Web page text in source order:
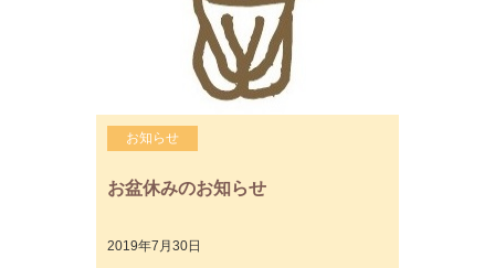
お知らせ
お盆休みのお知らせ
2019年7月30日